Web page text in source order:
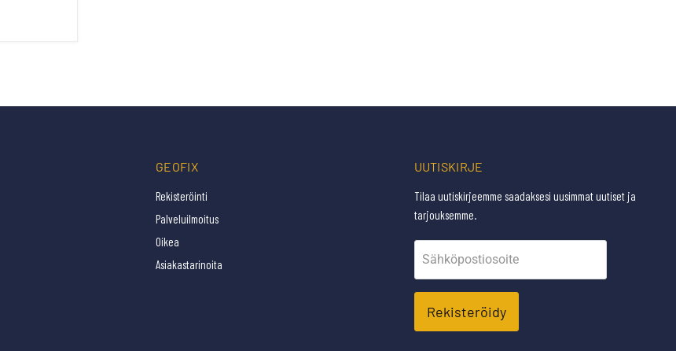
GEOFIX
Rekisteröinti
Palveluilmoitus
Oikea
Asiakastarinoita
UUTISKIRJE
Tilaa uutiskirjeemme saadaksesi uusimmat uutiset ja
tarjouksemme.
Sähköpostiosoite
Rekisteröidy